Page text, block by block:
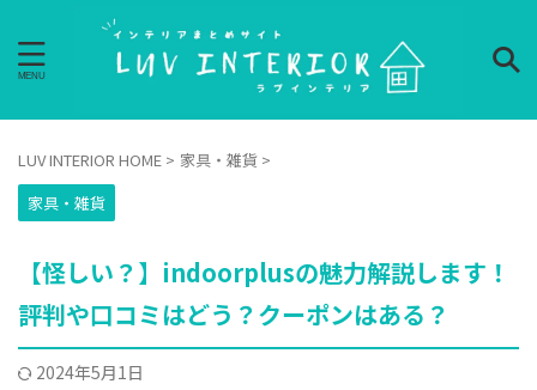
LUV INTERIOR HOME > 家具・雑貨 >
家具・雑貨
【怪しい？】indoorplusの魅力解説します！
評判や口コミはどう？クーポンはある？
2024年5月1日